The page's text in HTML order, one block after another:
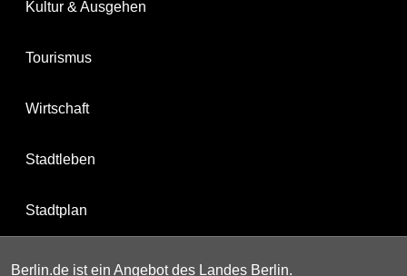
Kultur & Ausgehen
Tourismus
Wirtschaft
Stadtleben
Stadtplan
Berlin.de ist ein Angebot des Landes Berlin.